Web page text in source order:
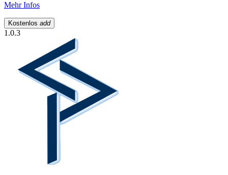
Mehr Infos
Kostenlos add
1.0.3